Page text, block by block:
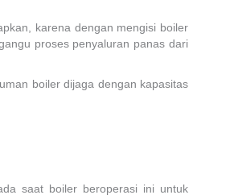
karena dengan mengisi boiler
proses penyaluran panas dari
boiler dijaga dengan kapasitas
saat boiler beroperasi ini untuk